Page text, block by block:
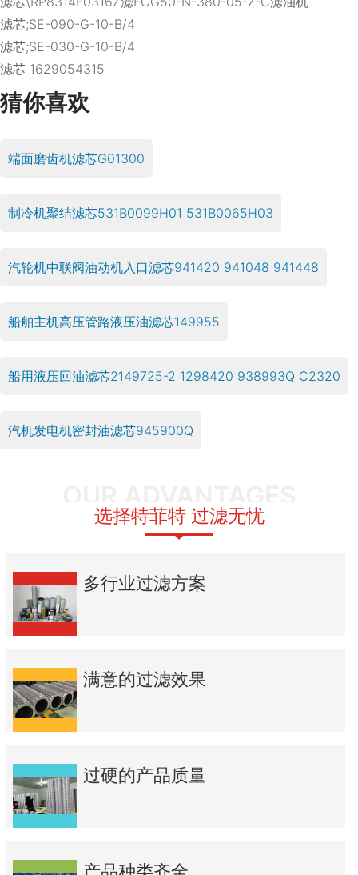
滤芯;SE-090-G-10-B/4
滤芯;SE-030-G-10-B/4
滤芯_1629054315
猜你喜欢
端面磨齿机滤芯G01300
制冷机聚结滤芯531B0099H01 531B0065H03
汽轮机中联阀油动机入口滤芯941420 941048 941448
船舶主机高压管路液压油滤芯149955
船用液压回油滤芯2149725-2 1298420 938993Q C2320
汽机发电机密封油滤芯945900Q
选择特菲特 过滤无忧
多行业过滤方案
满意的过滤效果
过硬的产品质量
产品种类齐全